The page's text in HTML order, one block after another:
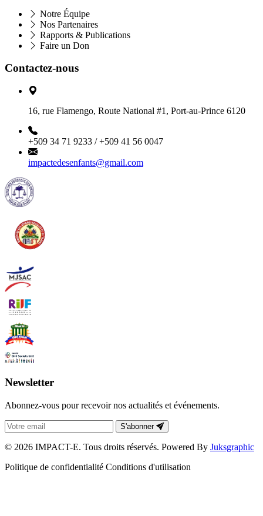
Notre Équipe
Nos Partenaires
Rapports & Publications
Faire un Don
Contactez-nous
16, rue Flamengo, Route National #1, Port-au-Prince 6120
+509 34 71 9233 / +509 41 56 0047
impactedesenfants@gmail.com
Newsletter
Abonnez-vous pour recevoir nos actualités et événements.
S'abonner
© 2026 IMPACT-E. Tous droits réservés. Powered By Juksgraphic
Politique de confidentialité Conditions d'utilisation